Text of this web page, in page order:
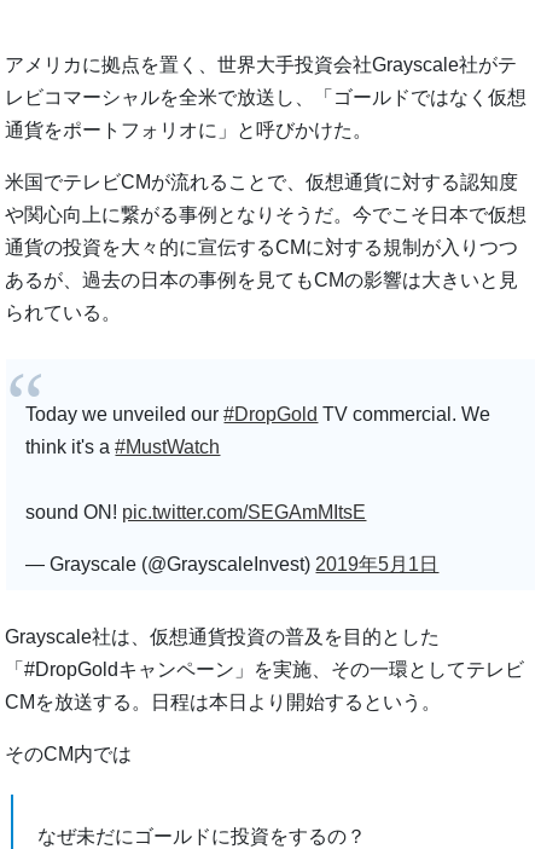
アメリカに拠点を置く、世界大手投資会社Grayscale社がテ
レビコマーシャルを全米で放送し、「ゴールドではなく仮想
通貨をポートフォリオに」と呼びかけた。
米国でテレビCMが流れることで、仮想通貨に対する認知度
や関心向上に繋がる事例となりそうだ。今でこそ日本で仮想
通貨の投資を大々的に宣伝するCMに対する規制が入りつつ
あるが、過去の日本の事例を見てもCMの影響は大きいと見
られている。
Today we unveiled our#DropGold TV commercial. We
think it's a#MustWatch
sound ON! pic.twitter.com/SEGAmMItsE
— Grayscale (@GrayscaleInvest) 2019年5月1日
Grayscale社は、仮想通貨投資の普及を目的とした
「#DropGoldキャンペーン」を実施、その一環としてテレビ
CMを放送する。日程は本日より開始するという。
そのCM内では
なぜ未だにゴールドに投資をするの？